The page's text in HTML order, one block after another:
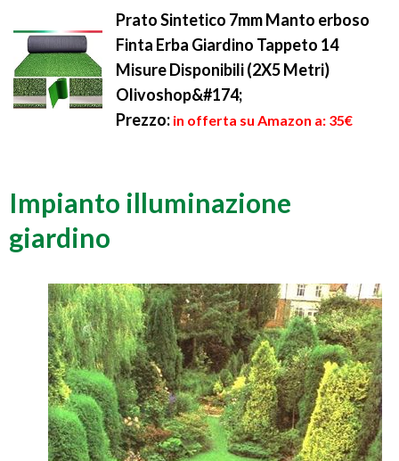
Prato Sintetico 7mm Manto erboso
Finta Erba Giardino Tappeto 14
Misure Disponibili (2X5 Metri)
Olivoshop&#174;
Prezzo: in offerta su Amazon a: 35€
Impianto illuminazione
giardino